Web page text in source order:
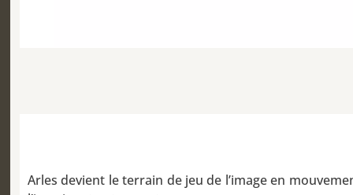
Arles devient le terrain de jeu de l’image en